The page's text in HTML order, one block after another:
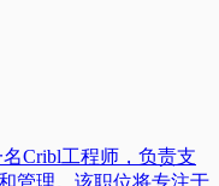
Cribl工程师，负责支
管理。该职位将专注于